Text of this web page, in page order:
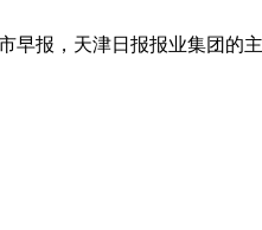
早报，天津日报报业集团